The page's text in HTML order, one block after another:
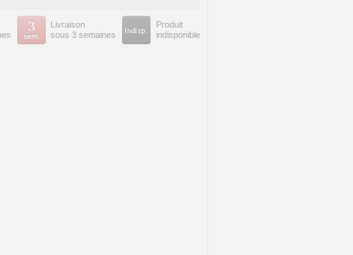
Livraison
sous 3 semaines
Produit
indisponible